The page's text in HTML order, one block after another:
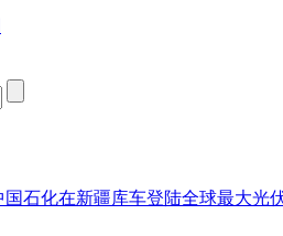
国石化在新疆库车登陆全球最大光